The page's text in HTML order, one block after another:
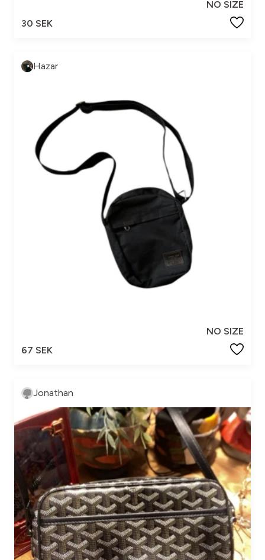
NO SIZE
30 SEK
Hazar
NO SIZE
67 SEK
Jonathan